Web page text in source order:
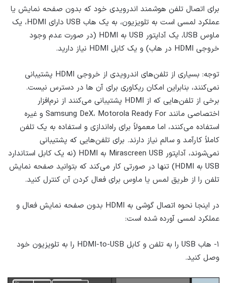
برای اتصال تلفن هوشمند اندرویدی خود که بدون صفحه نمایش یا
عملکرد لمسی است به تلویزیون، به یک هاب USB دارای HDMI، یک
ماوس USB، یک آداپتور USB به HDMI (در صورت عدم وجود
خروجی HDMI در هاب) و یک کابل HDMI نیاز دارید.
توجه: بسیاری از تلفن‌های اندرویدی از خروجی HDMI پشتیبانی
نمی‌کنند، بنابراین امکان ریکاوری برای آن ها در دسترس نیست.
برخی از تلفن‌هایی که از HDMI پشتیبانی می‌کنند از نرم‌افزار
اختصاصی مانند Samsung DeX، Motorola Ready For و غیره
استفاده می‌کنند، اما معمولاً برای راه‌اندازی و استفاده به یک تلفن
کاملاً کارآمد و سالم نیاز دارند. برای تلفن‌هایی که پشتیبانی
نمی‌شوند، آداپتور Mirascreen USB به HDMI (نه یک کابل استاندارد
USB به HDMI) تنها در صورتی کار می‌کند که بتوانید صفحه نمایش
تلفن را از طریق لمس یا ماوس برای فعال کردن آن کنترل کنید.
در اینجا نحوه اتصال گوشی به HDMI بدون صفحه نمایش فعال و
عملکرد لمسی آورده شده است:
۱- هاب USB را به تلفن و کابل HDMI-to-USB را به تلویزیون خود
وصل کنید.